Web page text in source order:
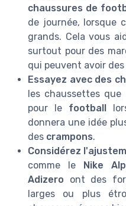
chaussures de
de journée, lorsque
grands. Cela vous
surtout pour des
qui peuvent avoir
Essayez avec des
les chaussettes
pour le football
donnera une idée
des crampons.
Considérez
comme le Nike
Adizero ont des
larges ou plus